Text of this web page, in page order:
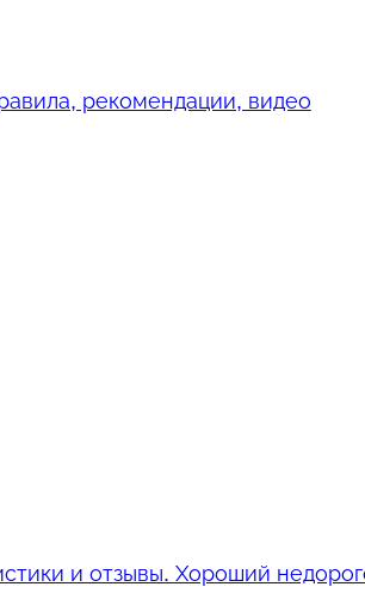
рекомендации, видео
и отзывы. Хороший